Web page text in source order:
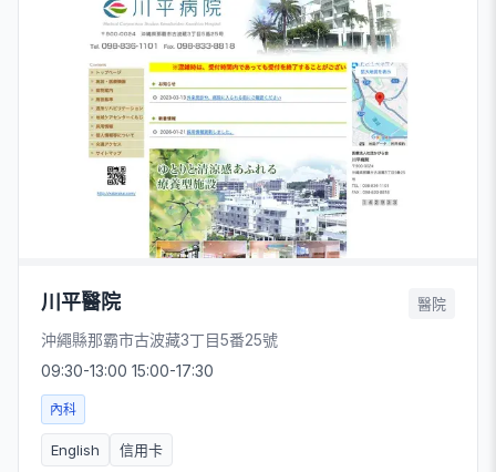
川平醫院 醫院
沖繩縣那霸市古波藏3丁目5番25號
09:30-13:00 15:00-17:30
內科
English 信用卡